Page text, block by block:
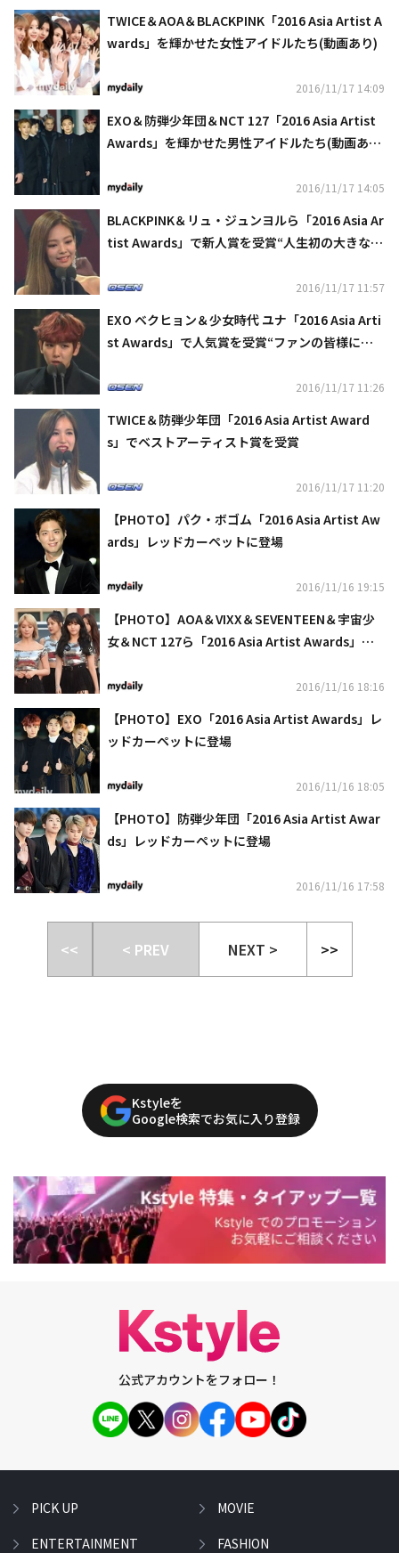
TWICE＆AOA＆BLACKPINK「2016 Asia Artist A
wards」を輝かせた女性アイドルたち(動画あり)
2016/11/17 14:09
EXO＆防弾少年団＆NCT 127「2016 Asia Artist
Awards」を輝かせた男性アイドルたち(動画あ
2016/11/17 14:05
BLACKPINK＆リュ・ジュンヨルら「2016 Asia Ar
tist Awards」で新人賞を受賞“人生初の大きなプ
2016/11/17 11:57
EXO ベクヒョン＆少女時代 ユナ「2016 Asia Arti
st Awards」で人気賞を受賞“ファンの皆様に感
2016/11/17 11:26
TWICE＆防弾少年団「2016 Asia Artist Award
s」でベストアーティスト賞を受賞
2016/11/17 11:20
【PHOTO】パク・ボゴム「2016 Asia Artist Aw
ards」レッドカーペットに登場
2016/11/16 19:15
【PHOTO】AOA＆VIXX＆SEVENTEEN＆宇宙少
女＆NCT 127ら「2016 Asia Artist Awards」レ
2016/11/16 18:16
【PHOTO】EXO「2016 Asia Artist Awards」レ
ッドカーペットに登場
2016/11/16 18:05
【PHOTO】防弾少年団「2016 Asia Artist Awar
ds」レッドカーペットに登場
2016/11/16 17:58
<< < PREV NEXT > >>
Kstyleを
Google検索でお気に入り登録
公式アカウントをフォロー！
PICK UP
ENTERTAINMENT
MOVIE
FASHION